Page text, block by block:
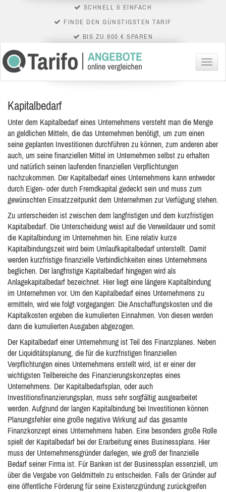
SCHNELL & EINFACH
FINDE DEN GÜNSTIGSTEN TARIF
BIS ZU 900 € SPAREN
Menü
Kapitalbedarf
Unter dem Kapitalbedarf eines Unternehmens versteht man die Menge
an geldlichen Mitteln, die das Unternehmen benötigt, um zum einen
seine geplanten Investitionen durchführen zu können, zum anderen aber
auch, um seine finanziellen Mittel im Unternehmen selbst zu erhalten
und natürlich seinen laufenden finanziellen Verpflichtungen
nachzukommen. Der Kapitalbedarf eines Unternehmens kann entweder
durch Eigen- oder durch Fremdkapital gedeckt sein und muss zum
gewünschten Einsatzzeitpunkt dem Unternehmen zur Verfügung stehen.
Zu unterscheiden ist zwischen dem langfristigen und dem kurzfristigen
Kapitalbedarf. Die Unterscheidung weist auf die Verweildauer und somit
die Kapitalbindung im Unternehmen hin. Eine relativ kurze
Kapitalbindungszeit wird beim Umlaufkapitalbedarf unterstellt. Damit
werden kurzfristige finanzielle Verbindlichkeiten eines Unternehmens
beglichen. Der langfristige Kapitalbedarf hingegen wird als
Anlagekapitalbedarf bezeichnet. Hier liegt eine längere Kapitalbindung
im Unternehmen vor. Um den Kapitalbedarf eines Unternehmens zu
ermitteln, wird wie folgt vorgegangen: Die Anschaffungskosten und die
Kapitalkosten ergeben die kumulierten Einnahmen. Von diesen werden
dann die kumulierten Ausgaben abgezogen.
Der Kapitalbedarf einer Unternehmung ist Teil des Finanzplanes. Neben
der Liquiditätsplanung, die für die kurzfristigen finanziellen
Verpflichtungen eines Unternehmens erstellt wird, ist er einer der
wichtigsten Teilbereiche des Finanzierungskonzeptes eines
Unternehmens. Der Kapitalbedarfsplan, oder auch
Investitionsfinanzierungsplan, muss sehr sorgfältig ausgearbeitet
werden. Aufgrund der langen Kapitalbindung bei Investitionen können
Planungsfehler eine große negative Wirkung auf das gesamte
Finanzkonzept eines Unternehmens haben. Eine besonders große Rolle
spielt der Kapitalbedarf bei der Erarbeitung eines Businessplans. Hier
muss der Unternehmensgründer darlegen, wie groß der finanzielle
Bedarf seiner Firma ist. Für Banken ist der Businessplan essenziell, um
über die Vergabe von Geldmitteln zu entscheiden. Falls der Gründer auf
eine öffentliche Förderung für seine Existenzgründung zurückgreifen